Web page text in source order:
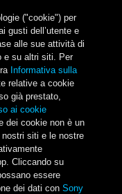
("cookie") per
gusti dell’utente e
alle sue attività di
e su altri siti. Per
Informativa sulla
relative a cookie
già prestato,
ai cookie
dei cookie non è un
siti e le nostre
Cliccando su
essere
dei dati conSony